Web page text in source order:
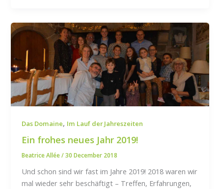
Das Domaine, Im Lauf der Jahreszeiten
Ein frohes neues Jahr 2019!
Beatrice Allée/30 December 2018
Und schon sind wir fast im Jahre 2019! 2018 waren wir
mal wieder sehr beschäftigt – Treffen, Erfahrungen,